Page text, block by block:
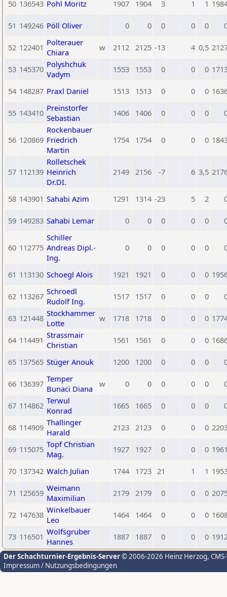
50 136543 Pohl Moritz 1907 1904 3 1 1
51 149246 Pöll Oliver 0 0 0 0 0
52 122401 Polterauer
Chiara
w 2112 2125 -13 4 0,5
53 145370 Polyshchuk
Vadym
1553 1553 0 0 0
54 148287 Praxl Daniel 1513 1513 0 0 0
55 143410 Preinstorfer
Sebastian
1406 1406 0 0 0
56 120869
Rockenbauer
Friedrich
Martin
1754 1754 0 0 0
57 112139
Rolletschek
Heinrich
Dr.DI.
2149 2156 -7 6 3,5
58 143901 Sahabi Azim 1291 1314 -23 5 2
59 149283 Sahabi Lemar 0 0 0 0 0
60 112775
Schiller
Andreas Dipl.-
Ing.
0 0 0 0 0
61 113130 Schoegl Alois 1921 1921 0 0 0
62 113267 Schroedl
Rudolf Ing.
1517 1517 0 0 0
63 121448 Stockhammer
Lotte
w 1718 1718 0 0 0
64 114491 Strassmair
Christian
1561 1561 0 0 0
65 137565 Stüger Anouk 1200 1200 0 0 0
66 136397 Temper
Bunaci Diana
w 0 0 0 0 0
67 114862 Terwul
Konrad
1665 1665 0 0 0
68 114909 Thallinger
Harald
2123 2123 0 0 0
69 115075 Topf Christian
Mag.
1927 1927 0 0 0
70 137342 Walch Julian 1744 1723 21 1 1
71 125659 Weimann
Maximilian
2179 2179 0 0 0
72 147638 Winkelbauer
Leo
1464 1464 0 0 0
73 116501 Wolfsgruber
Hannes
1887 1887 0 0 0
Der Schachturnier-Ergebnis-Server© 2006-2026 Heinz Herzog,
Impressum / Nutzungsbedingungen